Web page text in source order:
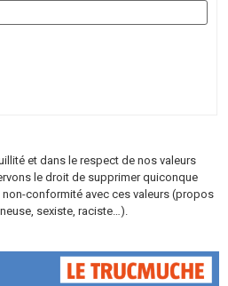
et dans le respect de nos valeurs
le droit de supprimer quiconque
conformité avec ces valeurs (propos
sexiste, raciste…).